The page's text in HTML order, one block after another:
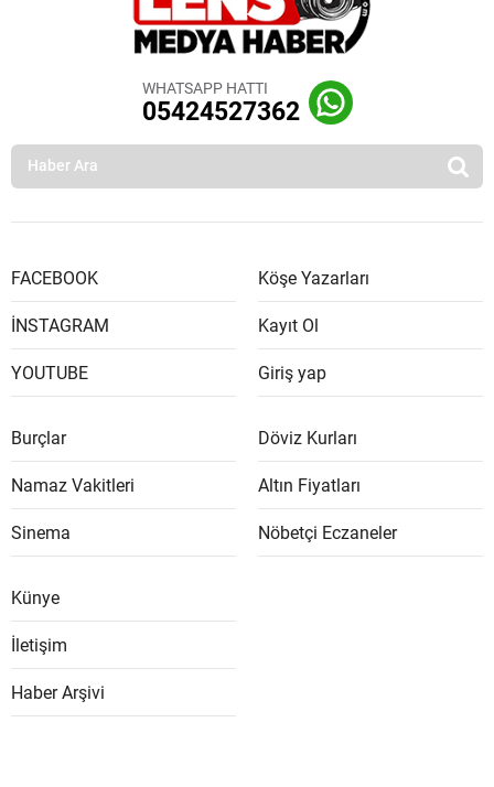
WHATSAPP HATTI
05424527362
FACEBOOK
İNSTAGRAM
YOUTUBE
Köşe Yazarları
Kayıt Ol
Giriş yap
Burçlar
Namaz Vakitleri
Sinema
Döviz Kurları
Altın Fiyatları
Nöbetçi Eczaneler
Künye
İletişim
Haber Arşivi